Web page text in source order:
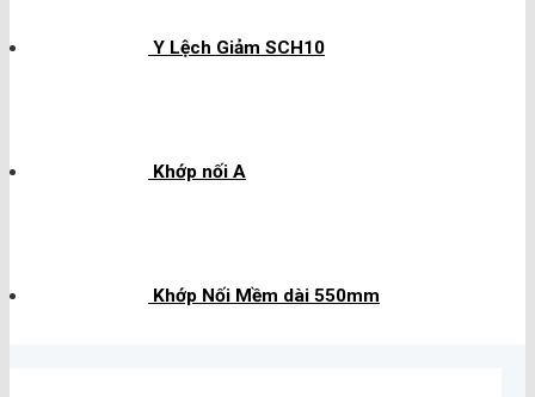
Y Lệch Giảm SCH10
Khớp nối A
Khớp Nối Mềm dài 550mm